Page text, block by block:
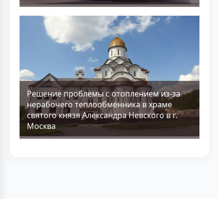
Решение проблемы с отоплением из-за
нерабочего теплообменника в храме
святого князя Александра Невского в г.
Москва